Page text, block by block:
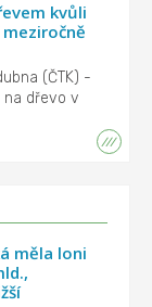
kvůli
(ČTK) -
na dřevo v
měla loni